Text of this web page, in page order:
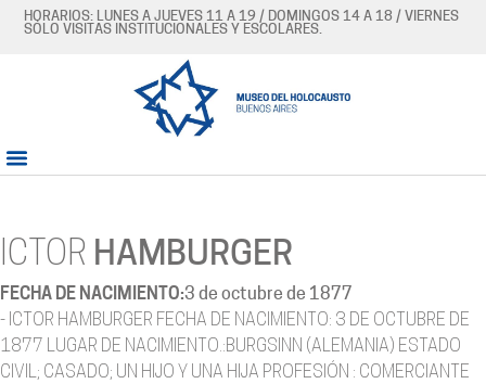
HORARIOS: LUNES A JUEVES 11 A 19 / DOMINGOS 14 A 18 / VIERNES
SÓLO VISITAS INSTITUCIONALES Y ESCOLARES.
ICTOR HAMBURGER
FECHA DE NACIMIENTO:3 de octubre de 1877
- ICTOR HAMBURGER FECHA DE NACIMIENTO: 3 DE OCTUBRE DE
1877 LUGAR DE NACIMIENTO.:BURGSINN (ALEMANIA) ESTADO
CIVIL; CASADO; UN HIJO Y UNA HIJA PROFESIÓN : COMERCIANTE